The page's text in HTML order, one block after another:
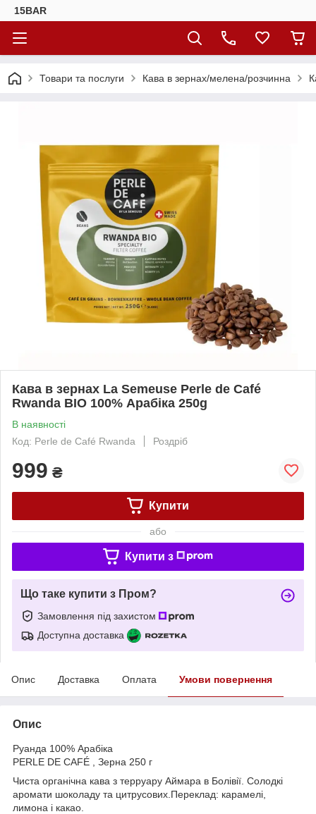
15BAR
Товари та послуги Кава в зернах/мелена/розчинна
Кава в зернах La Semeuse Perle de Café
Rwanda BIO 100% Арабіка 250g
В наявності
Код: Perle de Café Rwanda
Роздріб
999 ₴
Купити
або
Купити з
Що таке купити з Пром?
Замовлення під захистом
Доступна доставка
Опис Доставка Оплата Умови повернення
Опис
Руанда 100% Арабіка
PERLE DE CAFÉ , Зерна 250 г
Чиста органічна кава з терруару Аймара в Болівії. Солодкі
аромати шоколаду та цитрусових.Переклад: карамелі,
лимона і какао.